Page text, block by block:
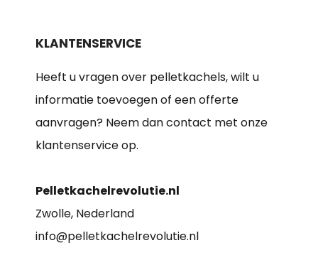
KLANTENSERVICE
Heeft u vragen over pelletkachels, wilt u
informatie toevoegen of een offerte
aanvragen? Neem dan contact met onze
klantenservice op.
Pelletkachelrevolutie.nl
Zwolle, Nederland
info@pelletkachelrevolutie.nl